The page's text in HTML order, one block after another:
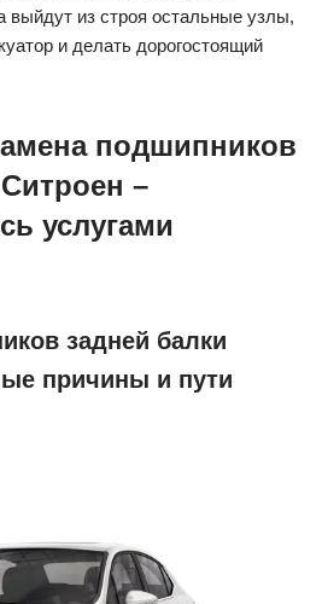
выйдут из строя остальные узлы,
и делать дорогостоящий
подшипников
–
услугами
задней балки
причины и пути